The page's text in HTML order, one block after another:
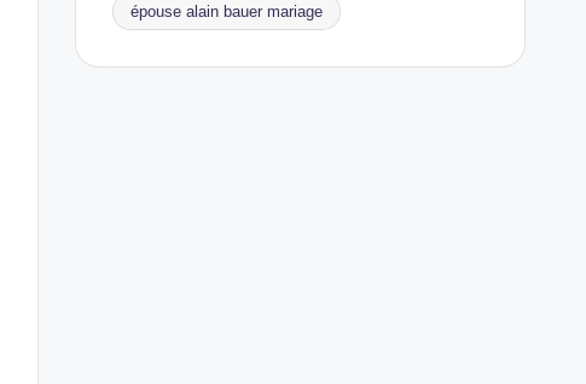
épouse alain bauer mariage